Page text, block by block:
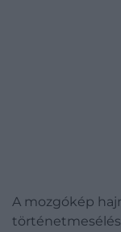
A mozgókép